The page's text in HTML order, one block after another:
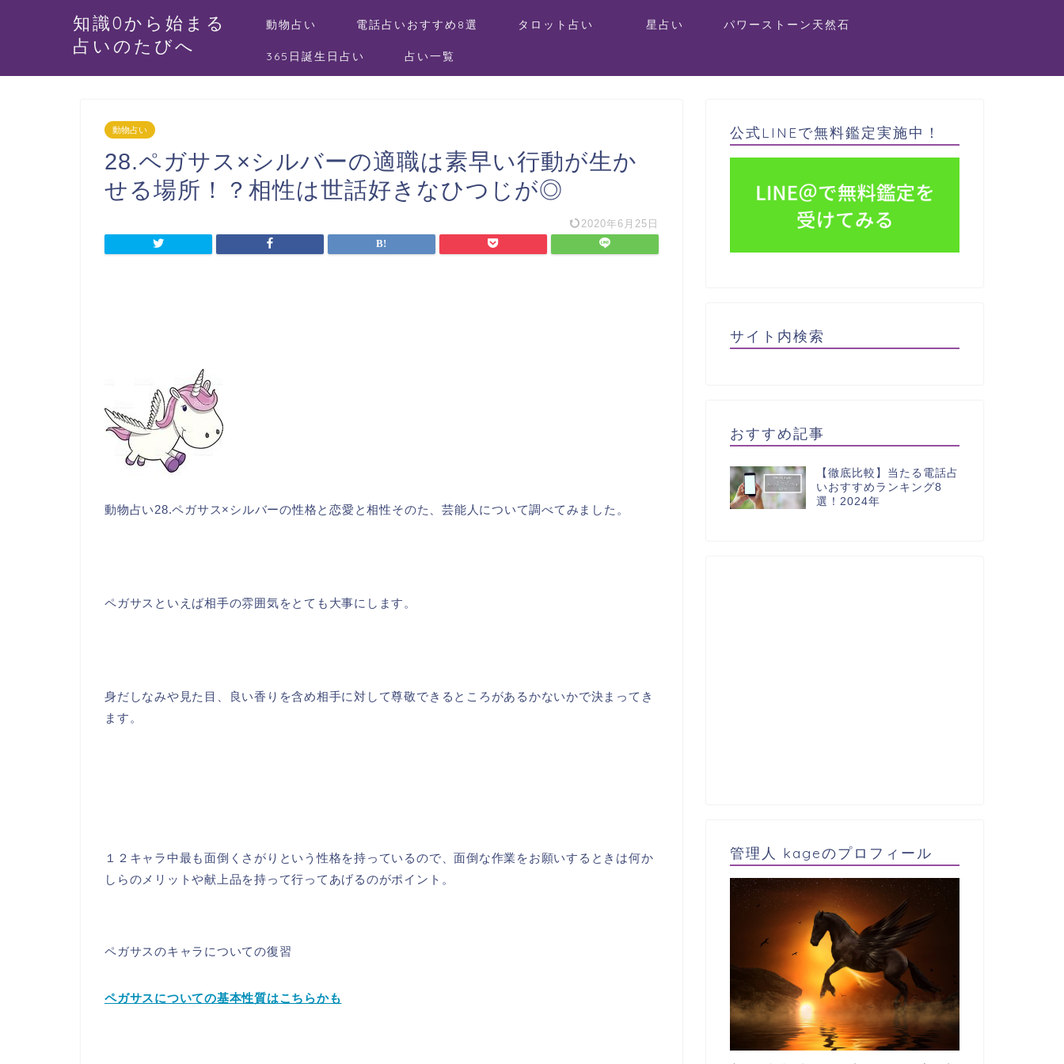
知識0から始まる
占いのたびへ
動物占い 電話占いおすすめ8選 タロット占い 星占い パワーストーン天然石
365日誕生日占い 占い一覧
動物占い
28.ペガサス×シルバーの適職は素早い行動が生か
せる場所！？相性は世話好きなひつじが◎
2020年6月25日
動物占い28.ペガサス×シルバーの性格と恋愛と相性そのた、芸能人について調べてみました。
ペガサスといえば相手の雰囲気をとても大事にします。
身だしなみや見た目、良い香りを含め相手に対して尊敬できるところがあるかないかで決まってき
ます。
１２キャラ中最も面倒くさがりという性格を持っているので、面倒な作業をお願いするときは何か
しらのメリットや献上品を持って行ってあげるのがポイント。
ペガサスのキャラについての復習
ペガサスについての基本性質はこちらかも
公式LINEで無料鑑定実施中！
サイト内検索
おすすめ記事
【徹底比較】当たる電話占
いおすすめランキング8
選！2024年
管理人 kageのプロフィール